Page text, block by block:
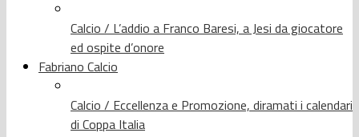
Calcio / L’addio a Franco Baresi, a Jesi da giocatore
ed ospite d’onore
Fabriano Calcio
Calcio / Eccellenza e Promozione, diramati i calendari
di Coppa Italia